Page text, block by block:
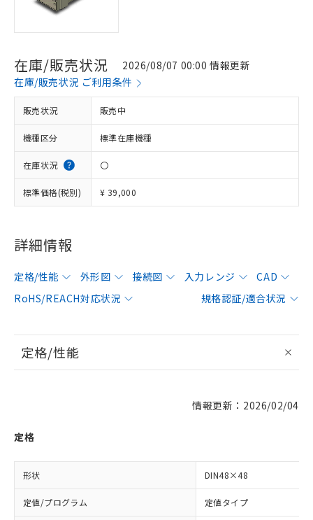
在庫/販売状況
2026/08/07 00:00 情報更新
在庫/販売状況 ご利用条件
販売状況 販売中
機種区分 標準在庫機種
在庫状況 〇
標準価格(税別) ¥ 39,000
詳細情報
定格/性能 外形図 接続図 入力レンジ
CAD
RoHS/REACH対応状況
規格認証/適合状況
定格/性能
情報更新：2026/02/04
定格
形状 DIN48×48
定値/プログラム 定値タイプ